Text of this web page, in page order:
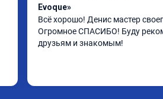
Evoque»
Всё хорошо! Денис мастер
Огромное СПАСИБО! Буду
друзьям и знакомым!